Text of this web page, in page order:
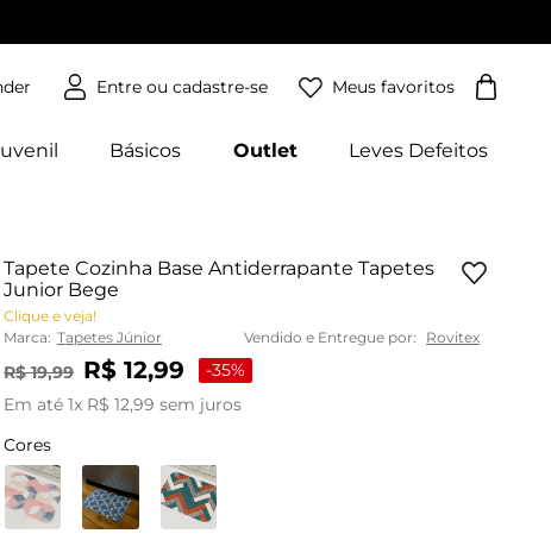
Meus favoritos
Básicos Outlet Leves Defeitos
Tapete Cozinha Base Antiderrapante Tapetes
Junior Bege
Clique e veja!
Marca: Tapetes Júnior Vendido e Entregue por: Rovitex
R$ 19,99 R$ 12,99 -35%
Em até 1x R$ 12,99 sem juros
Cores